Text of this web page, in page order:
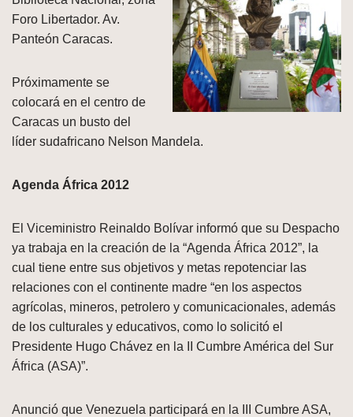
Foro Libertador. Av.
Panteón Caracas.
Próximamente se
colocará en el centro de
Caracas un busto del
líder sudafricano Nelson Mandela.
Agenda África 2012
El Viceministro Reinaldo Bolívar informó que su Despacho
ya trabaja en la creación de la “Agenda África 2012”, la
cual tiene entre sus objetivos y metas repotenciar las
relaciones con el continente madre “en los aspectos
agrícolas, mineros, petrolero y comunicacionales, además
de los culturales y educativos, como lo solicitó el
Presidente Hugo Chávez en la II Cumbre América del Sur
África (ASA)”.
Anunció que Venezuela participará en la III Cumbre ASA,